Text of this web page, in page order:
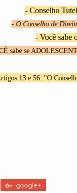
-Conselho
- O Conselho de
-Você sabe
sabe se
13 e 56: "O
google+